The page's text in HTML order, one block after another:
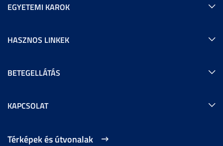
EGYETEMI KAROK
HASZNOS LINKEK
BETEGELLÁTÁS
KAPCSOLAT
Térképek és útvonalak